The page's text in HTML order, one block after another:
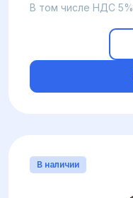
В том числе НДС 5%
В наличии